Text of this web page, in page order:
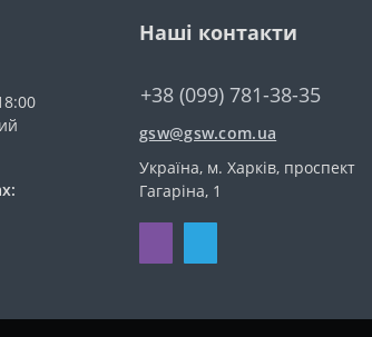
Наші контакти
+38 (099) 781-38-35
gsw@gsw.com.ua
Україна, м. Харків, проспект
Гагаріна, 1